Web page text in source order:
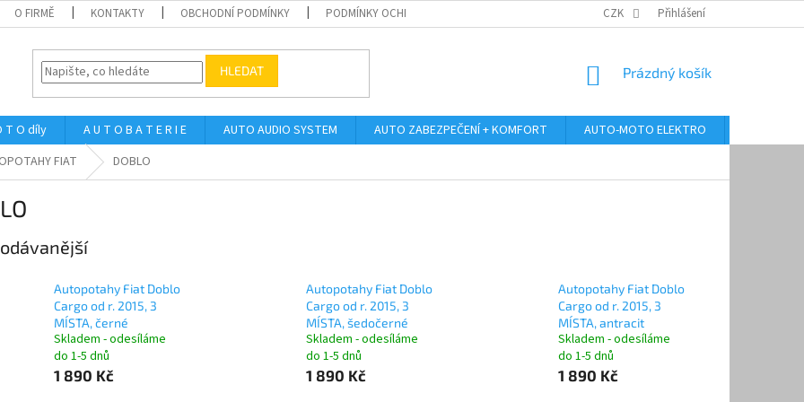
O FIRMĚ KONTAKTY OBCHODNÍ PODMÍNKY PODMÍNKY OCHRANY OSOBNÍCH ÚDAJŮ ODSTOUPENÍ OD KUPNÍ SMLOUVY
CZK Přihlášení
HLEDAT
NÁKUPNÍ
Prázdný košík
T O díly A U T O B A T E R I E AUTO AUDIO SYSTEM AUTO ZABEZPEČENÍ + KOMFORT AUTO-MOTO ELEKTRO
FIAT DOBLO
Autopotahy Fiat Doblo
Cargo od r. 2015, 3
MÍSTA, černé
Skladem - odesíláme
do 1-5 dnů
1 890 Kč
Autopotahy Fiat Doblo
Cargo od r. 2015, 3
MÍSTA, šedočerné
Skladem - odesíláme
do 1-5 dnů
1 890 Kč
Autopotahy Fiat Doblo
Cargo od r. 2015, 3
MÍSTA, antracit
Skladem - odesíláme
do 1-5 dnů
1 890 Kč